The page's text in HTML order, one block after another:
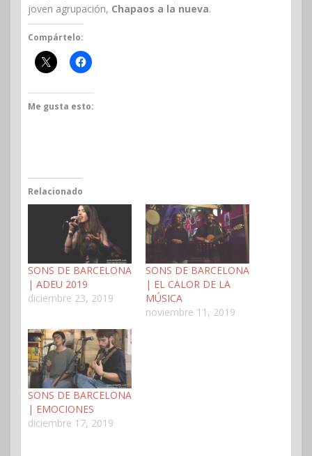
joven agrupación, Chapaos a la nueva.
Compártelo:
Me gusta esto:
Relacionado
SONS DE BARCELONA
| ADEU 2019
diciembre 23, 2019
SONS DE BARCELONA
| EL CALOR DE LA
MÚSICA
noviembre 11, 2019
SONS DE BARCELONA
| EMOCIONES
diciembre 17, 2019